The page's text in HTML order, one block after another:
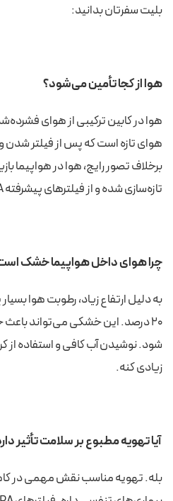
بلیت سفرتان بدانید:
هوا از کجا تأمین می‌شود؟
هوا در کابین ترکیبی از هوای
هوای تازه است که پس از فیلتر
برخلاف تصور رایج، هوا در هواپیما
تازه‌سازی شده و از فیلترهای پیشرفته HEPA عبور می‌کند.
چرا هوای داخل هواپیما خشک
۲۰ درصد. این خشکی می‌تواند
شود. نوشیدن آب کافی و استفاده
زیادی کنه.
آیا تهویه مطبوع بر سلامت تأثیر
بله. تهویه مناسب نقش مهمی در